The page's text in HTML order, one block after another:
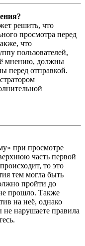
решить, что
просмотра перед
что
пользователей,
мнению, должны
перед отправкой.
при просмотре
часть первой
то это
тем могла быть
пройти до
прошло. Также
на неё, однако
не нарушаете правила